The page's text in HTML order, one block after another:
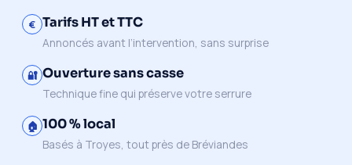
€ Tarifs HT et TTC
Annoncés avant l’intervention, sans surprise
🔐 Ouverture sans casse
Technique fine qui préserve votre serrure
🏠 100 % local
Basés à Troyes, tout près de Bréviandes